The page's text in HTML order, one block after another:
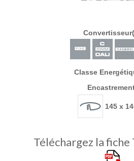
Classe
145 x
Téléchargez la